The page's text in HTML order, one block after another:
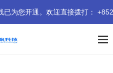
为您开通。欢迎直接拨打：